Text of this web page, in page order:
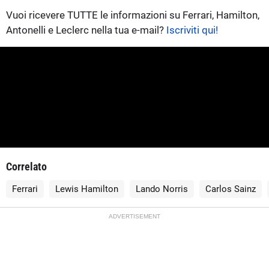
Vuoi ricevere TUTTE le informazioni su Ferrari, Hamilton,
Antonelli e Leclerc nella tua e-mail? Iscriviti qui!
Correlato
Ferrari Lewis Hamilton Lando Norris Carlos Sainz
ADVERTISEMENT